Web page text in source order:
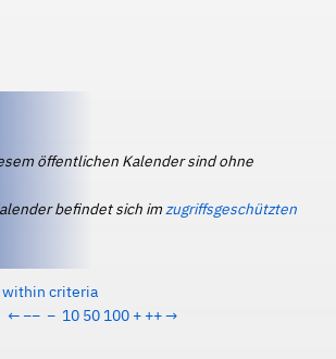
öffentlichen Kalender sind ohne
befindet sich imzugriffsgeschützten
within criteria
← −− − 10 50 100 + ++→